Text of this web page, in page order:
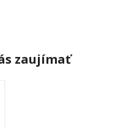
zaujímať